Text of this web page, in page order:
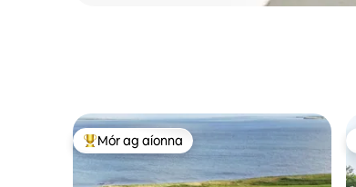
An-mhór ag aíonna
Mór ag aíonna